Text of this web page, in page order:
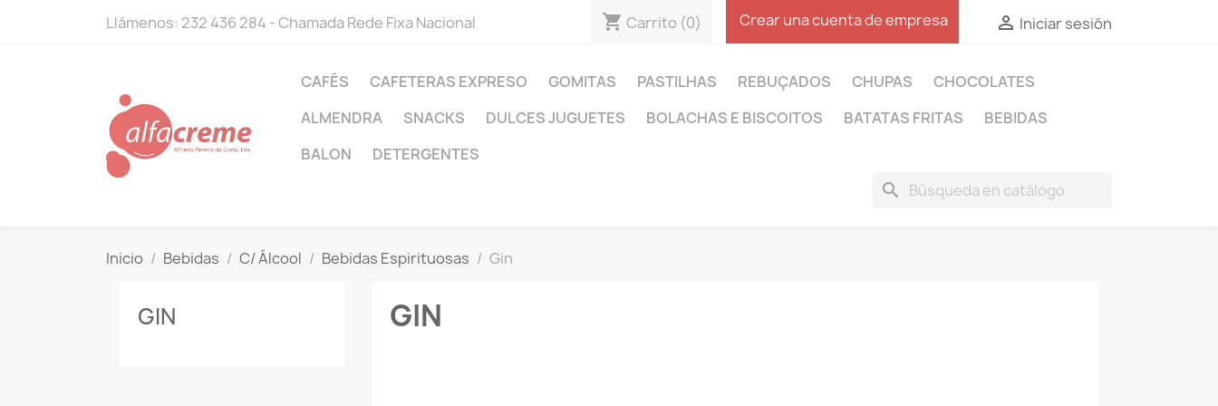
Llámenos: 232 436 284 - Chamada Rede Fixa Nacional shopping_cart Carrito (0) Crear una cuenta de empresa  Iniciar sesión
CAFÉS CAFETERAS EXPRESO GOMITAS PASTILHAS REBUÇADOS CHUPAS
CHOCOLATES
ALMENDRA
SNACKS DULCES JUGUETES BOLACHAS E BISCOITOS BATATAS FRITAS
BEBIDAS
BALON
DETERGENTES
search
Inicio Bebidas C/ Álcool Bebidas Espirituosas Gin
GIN GIN